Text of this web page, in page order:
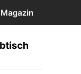
Magazin